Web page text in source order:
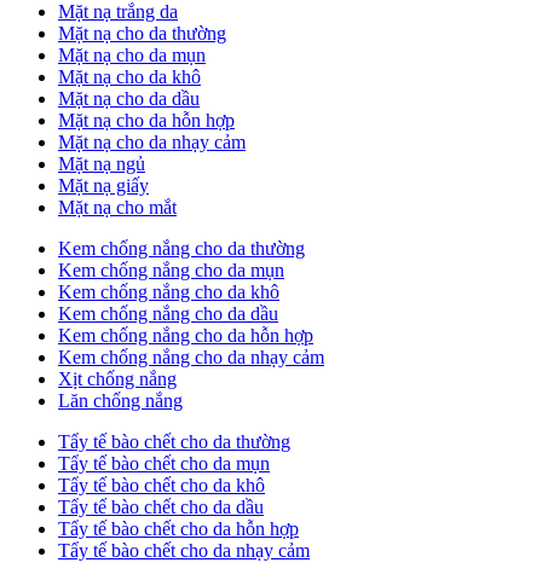
Mặt nạ trắng da
Mặt nạ cho da thường
Mặt nạ cho da mụn
Mặt nạ cho da khô
Mặt nạ cho da dầu
Mặt nạ cho da hỗn hợp
Mặt nạ cho da nhạy cảm
Mặt nạ ngủ
Mặt nạ giấy
Mặt nạ cho mắt
Kem chống nắng cho da thường
Kem chống nắng cho da mụn
Kem chống nắng cho da khô
Kem chống nắng cho da dầu
Kem chống nắng cho da hỗn hợp
Kem chống nắng cho da nhạy cảm
Xịt chống nắng
Lăn chống nắng
Tẩy tế bào chết cho da thường
Tẩy tế bào chết cho da mụn
Tẩy tế bào chết cho da khô
Tẩy tế bào chết cho da dầu
Tẩy tế bào chết cho da hỗn hợp
Tẩy tế bào chết cho da nhạy cảm